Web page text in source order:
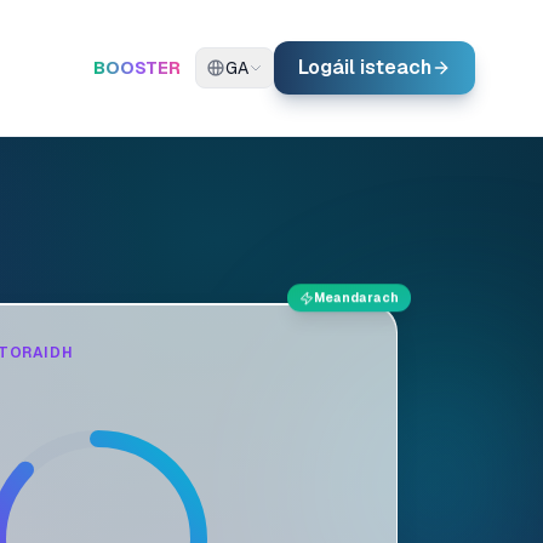
BOOSTER GA Logáil isteach
Meandarach